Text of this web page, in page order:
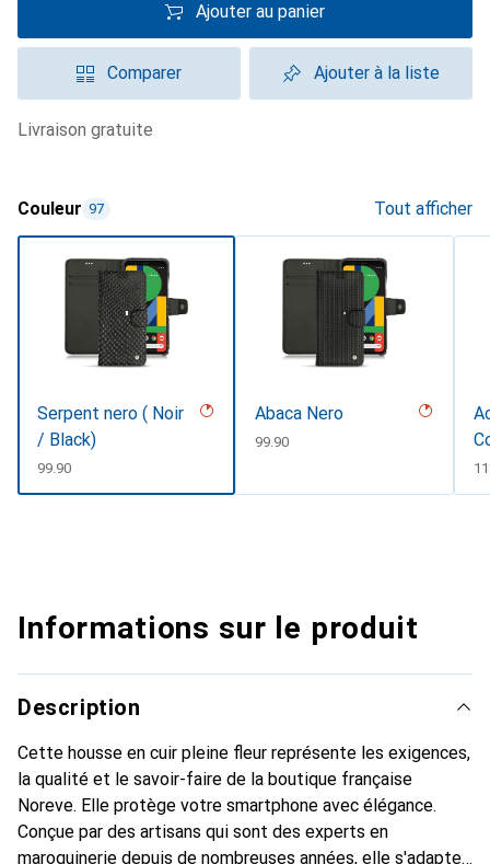
Ajouter au panier
Comparer Ajouter à la liste
livraison gratuite
Couleur 97 Tout afficher
Serpent nero ( Noir
/ Black)
CHF
99.90
Abaca Nero
CHF
99.90
Informations sur le produit
Description
Cette housse en cuir pleine fleur représente les exigences,
la qualité et le savoir-faire de la boutique française
Noreve. Elle protège votre smartphone avec élégance.
Conçue par des artisans qui sont des experts en
maroquinerie depuis de nombreuses années, elle s'adapte